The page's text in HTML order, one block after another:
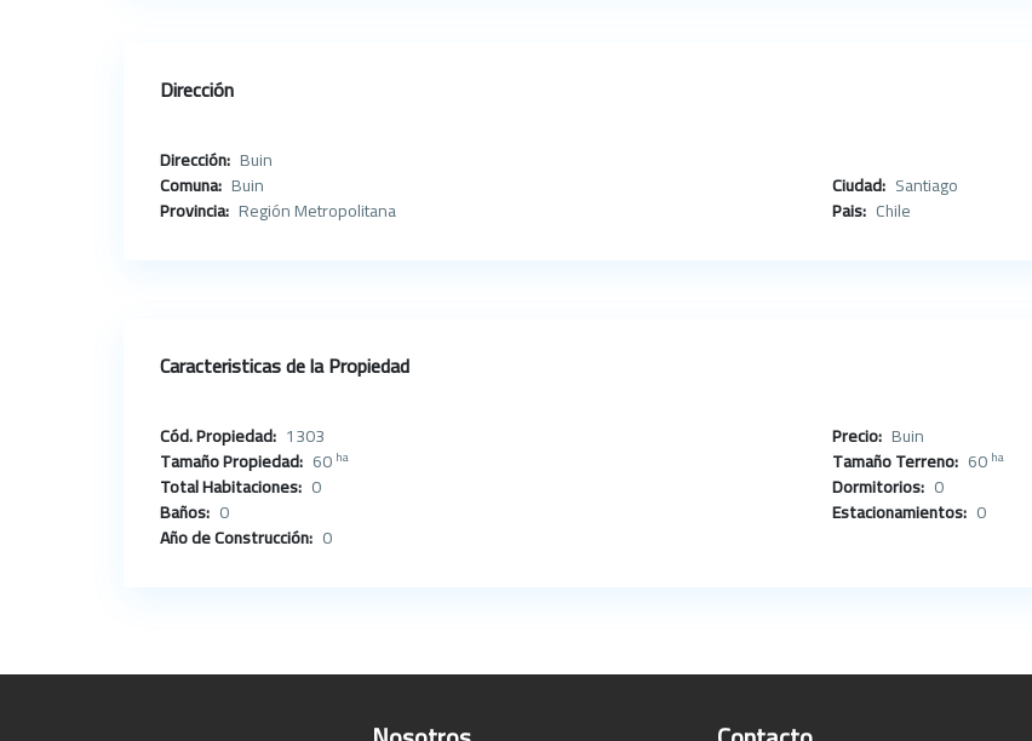
Dirección
Dirección: Buin
Comuna: Buin Ciudad: Santiago
Provincia: Región Metropolitana Pais: Chile
Caracteristicas de la Propiedad
Cód. Propiedad: 1303 Precio: Buin
Tamaño Propiedad: 60 ha Tamaño Terreno: 60 ha
Total Habitaciones: 0 Dormitorios: 0
Baños: 0 Estacionamientos: 0
Año de Construcción: 0